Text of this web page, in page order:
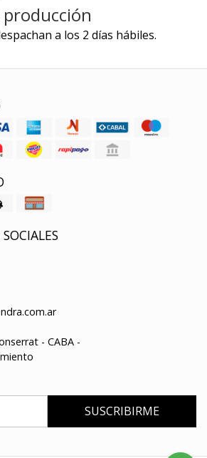
a los 2 días hábiles.
- CABA -
SUSCRIBIRME